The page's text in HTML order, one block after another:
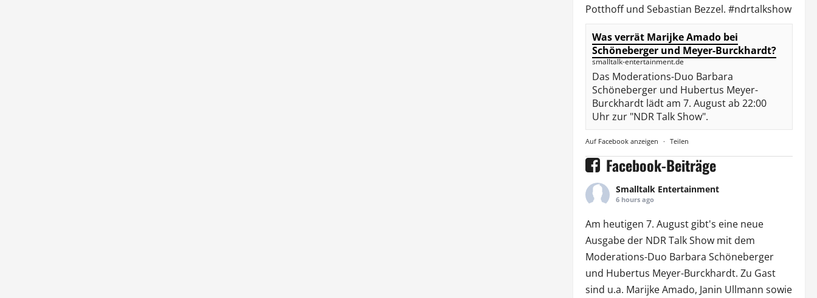
Potthoff und Sebastian Bezzel. #ndrtalkshow
Was verrät Marijke Amado bei
Schöneberger und Meyer-Burckhardt?
smalltalk-entertainment.de
Das Moderations-Duo Barbara
Schöneberger und Hubertus Meyer-
Burckhardt lädt am 7. August ab 22:00
Uhr zur "NDR Talk Show".
Auf Facebook anzeigen · Teilen
Facebook-Beiträge
Smalltalk Entertainment
6 hours ago
Am heutigen 7. August gibt's eine neue
Ausgabe der NDR Talk Showmit dem
Moderations-Duo Barbara Schöneberger
und Hubertus Meyer-Burckhardt. Zu Gast
sind u.a. Marijke Amado, Janin Ullmann sowie